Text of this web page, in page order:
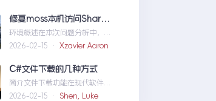
语...AzureAI服务之语音识别修复moss本机访问SharePoint 401.1 HTTP错误
环境概述在本次问题分析中，我
们首先需要明确系统的运行环
们定位问题，也为...修复moss本
误
2026-02-15 · Xzavier Aaron
C#文件下载的几种方式
简介文件下载功能在现代软件开
发中占据了重要地位，无论是为
2026-02-15 · Shen, Luke